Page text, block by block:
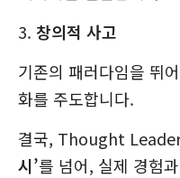
3. 창의적 사고
기존의 패러다임을 뛰
화를 주도합니다.
결국, Thought
시’를 넘어, 실제 경험